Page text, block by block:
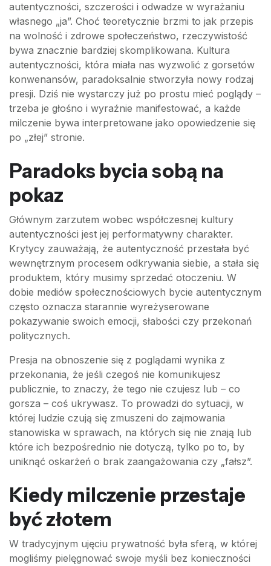
autentyczności, szczerości i odwadze w wyrażaniu
własnego „ja”. Choć teoretycznie brzmi to jak przepis
na wolność i zdrowe społeczeństwo, rzeczywistość
bywa znacznie bardziej skomplikowana. Kultura
autentyczności, która miała nas wyzwolić z gorsetów
konwenansów, paradoksalnie stworzyła nowy rodzaj
presji. Dziś nie wystarczy już po prostu mieć poglądy –
trzeba je głośno i wyraźnie manifestować, a każde
milczenie bywa interpretowane jako opowiedzenie się
po „złej” stronie.
Paradoks bycia sobą na
pokaz
Głównym zarzutem wobec współczesnej kultury
autentyczności jest jej performatywny charakter.
Krytycy zauważają, że autentyczność przestała być
wewnętrznym procesem odkrywania siebie, a stała się
produktem, który musimy sprzedać otoczeniu. W
dobie mediów społecznościowych bycie autentycznym
często oznacza starannie wyreżyserowane
pokazywanie swoich emocji, słabości czy przekonań
politycznych.
Presja na obnoszenie się z poglądami wynika z
przekonania, że jeśli czegoś nie komunikujesz
publicznie, to znaczy, że tego nie czujesz lub – co
gorsza – coś ukrywasz. To prowadzi do sytuacji, w
której ludzie czują się zmuszeni do zajmowania
stanowiska w sprawach, na których się nie znają lub
które ich bezpośrednio nie dotyczą, tylko po to, by
uniknąć oskarżeń o brak zaangażowania czy „fałsz”.
Kiedy milczenie przestaje
być złotem
W tradycyjnym ujęciu prywatność była sferą, w której
mogliśmy pielęgnować swoje myśli bez konieczności